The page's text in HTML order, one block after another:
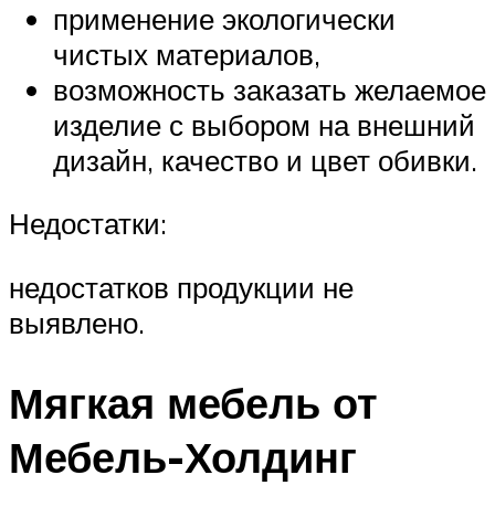
применение экологически
чистых материалов,
возможность заказать желаемое
изделие с выбором на внешний
дизайн, качество и цвет обивки.
Недостатки:
недостатков продукции не
выявлено.
Мягкая мебель от
Мебель-Холдинг